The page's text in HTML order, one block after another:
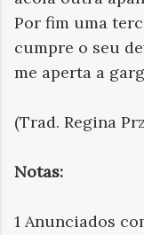
Por fim uma
cumpre o seu
me aperta a
(Trad. Regina
Notas:
1 Anunciados